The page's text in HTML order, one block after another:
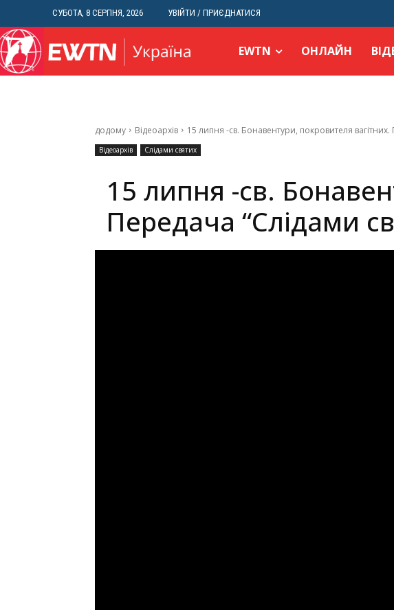
СУБОТА, 8 СЕРПНЯ, 2026 УВІЙТИ / ПРИЄДНАТИСЯ
EWTN ОНЛАЙН
додому Відеоархів 15 липня -cв. Бонавентури, покровителя
Відеоархів Слідами святих
15 липня -cв.
Передача “Слідами